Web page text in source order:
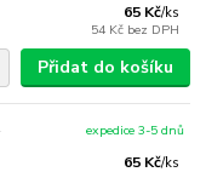
65 Kč/ks
54 Kč bez DPH
Přidat do košíku
65 Kč/ks
expedice 3-5 dnů